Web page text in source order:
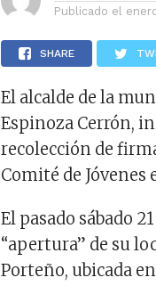
Publicado el
SHARE
El alcalde de la
Espinoza Cerrón,
recolección de
Comité de Jóvenes
El pasado sábado
“apertura” de su
Porteño, ubicada